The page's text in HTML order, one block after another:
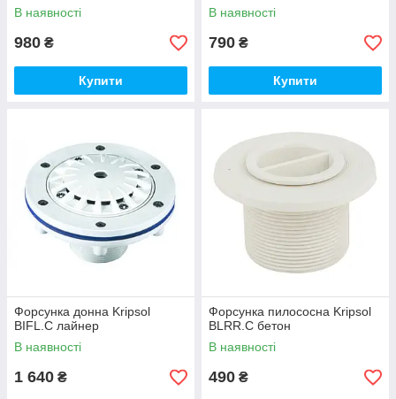
В наявності
980 ₴
Купити
В наявності
790 ₴
Купити
Форсунка донна Kripsol
BIFL.C лайнер
В наявності
1 640 ₴
Форсунка пилососна Kripsol
BLRR.C бетон
В наявності
490 ₴